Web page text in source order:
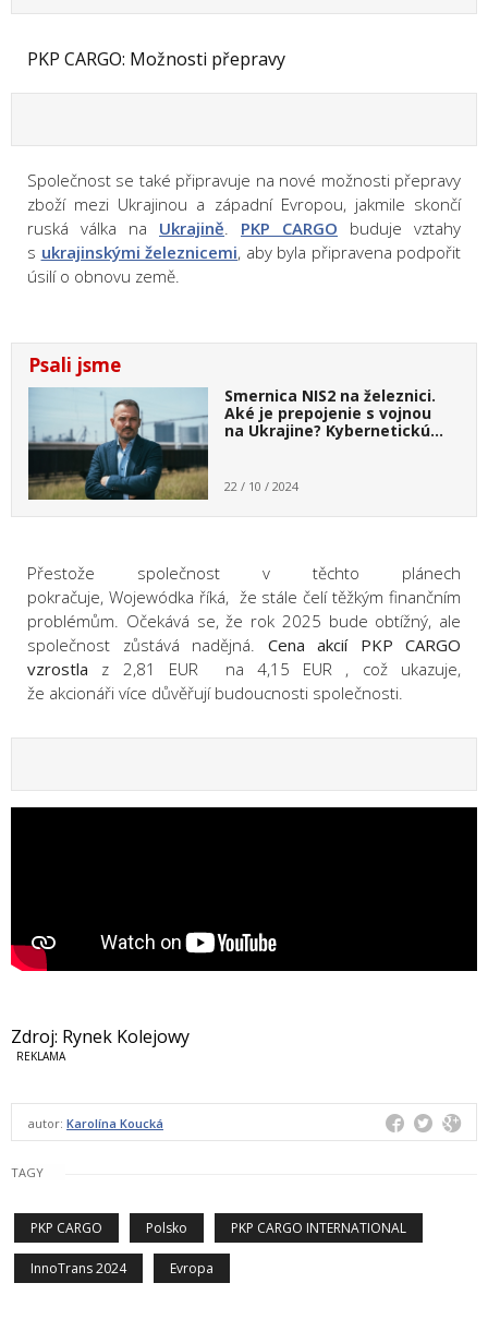
PKP CARGO: Možnosti přepravy
Společnost se také připravuje na nové možnosti přepravy
zboží mezi Ukrajinou a západní Evropou, jakmile skončí
ruská válka na Ukrajině. PKP CARGO buduje vztahy
s ukrajinskými železnicemi, aby byla připravena podpořit
úsilí o obnovu země.
Psali jsme
Smernica NIS2 na železnici.
Aké je prepojenie s vojnou
na Ukrajine? Kybernetickú…
22 / 10 / 2024
Přestože společnost v těchto plánech
pokračuje, Wojewódka říká, že stále čelí těžkým finančním
problémům. Očekává se, že rok 2025 bude obtížný, ale
společnost zůstává nadějná. Cena akcií PKP CARGO
vzrostla z 2,81 EUR na 4,15 EUR , což ukazuje,
že akcionáři více důvěřujíbudoucnosti společnosti.
Zdroj: Rynek Kolejowy
autor: Karolína Koucká
TAGY
PKP CARGO Polsko PKP CARGO INTERNATIONAL
InnoTrans 2024 Evropa